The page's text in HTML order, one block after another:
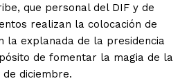
que personal del DIF y de
realizan la colocación de
la explanada de la presidencia
de fomentar la magia de la
diciembre.